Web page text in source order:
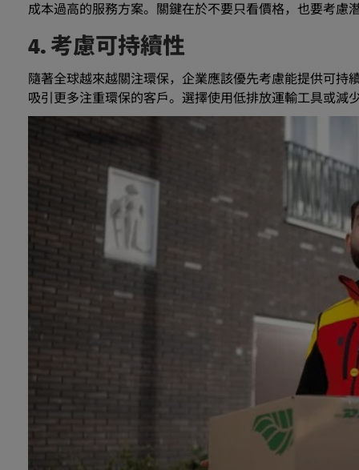
成本過高的服務方案。關鍵在於不要只看價格，也要考慮
4. 考慮可持續性
隨著全球越來越關注環保，企業應該優先考慮能提供可
吸引更多注重環保的客戶。選擇使用低排放運輸工具或